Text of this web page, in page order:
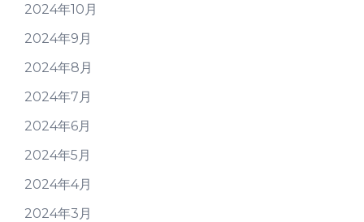
2024年10月
2024年9月
2024年8月
2024年7月
2024年6月
2024年5月
2024年4月
2024年3月